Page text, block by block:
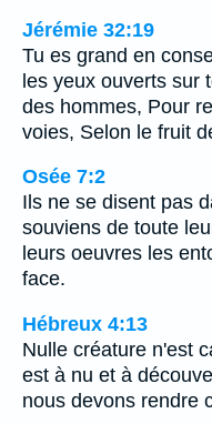
Jérémie 32:19
Tu es grand en
les yeux ouverts sur
des hommes, Pour
voies, Selon le fruit
Osée 7:2
Ils ne se disent pas
souviens de toute
leurs oeuvres les
face.
Hébreux 4:13
Nulle créature n'est
est à nu et à
nous devons rendre